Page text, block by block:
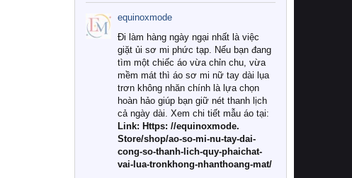
cấp thực sự chất lượng, phù hợp với
khí hậu và nhu cầu sử dụng của gia
đình? Hãy cùng chúng tôi đi tìm lời
giải đáp chi tiết qua bài viết dưới đây.
1. Tại sao các gia đình hiện đại lại ưa
chuộng chăn ga gối đệm cao cấp?
Khác với các dòng sản phẩm thông
thường, những bộ chăn ga gối đệm
cao cấp trải qua quy trình sản xuất
nghiêm ngặt từ khâu chọn lọc nguyên
liệu tự nhiên đến công nghệ dệt
nhuộm hiện đại không chứa hóa chất
equinoxmode
Đi làm hàng ngày ngại nhất là việc
giặt ủi sơ mi phức tạp. Nếu bạn đang
tìm một chiếc áo vừa chỉn chu, vừa
mềm mát thì áo sơ mi nữ tay dài lụa
trơn không nhăn chính là lựa chọn
hoàn hảo giúp bạn giữ nét thanh lịch
cả ngày dài. Xem chi tiết mẫu áo tại:
Link: Https: //equinoxmode.
Store/shop/ao-so-mi-nu-tay-dai-
cong-so-thanh-lich-quy-phaichat-
vai-lua-tronkhong-nhanthoang-mat/